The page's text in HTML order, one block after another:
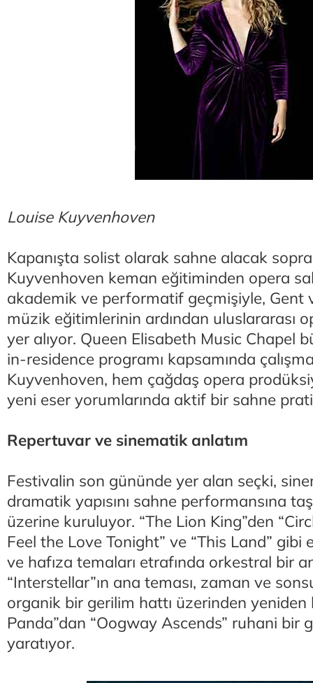
Louise Kuyvenhoven
Kapanışta solist olarak sahne alacak
Kuyvenhoven keman eğitiminden opera
akademik ve performatif geçmişiyle, Gent
müzik eğitimlerinin ardından uluslararası
yer alıyor. Queen Elisabeth Music Chapel
in-residence programı kapsamında
Kuyvenhoven, hem çağdaş opera
yeni eser yorumlarında aktif bir sahne
Repertuvar ve sinematik anlatım
Festivalin son gününde yer alan seçki,
dramatik yapısını sahne performansına
üzerine kuruluyor. “The Lion King”den
Feel the Love Tonight” ve “This Land” gibi
ve hafıza temaları etrafında orkestral bir
“Interstellar”ın ana teması, zaman ve
organik bir gerilim hattı üzerinden yeniden
Panda”dan “Oogway Ascends” ruhani bir
yaratıyor.